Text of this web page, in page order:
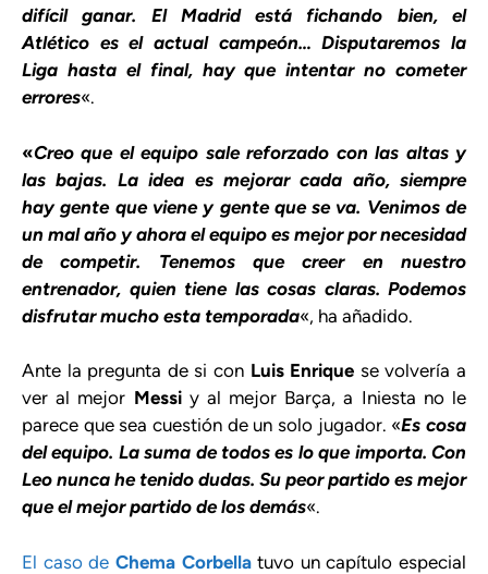
difícil ganar. El Madrid está fichando bien, el
Atlético es el actual campeón… Disputaremos la
Liga hasta el final, hay que intentar no cometer
errores«.
«Creo que el equipo sale reforzado con las altas y
las bajas. La idea es mejorar cada año, siempre
hay gente que viene y gente que se va. Venimos de
un mal año y ahora el equipo es mejor por necesidad
de competir. Tenemos que creer en nuestro
entrenador, quien tiene las cosas claras. Podemos
disfrutar mucho esta temporada«, ha añadido.
Ante la pregunta de si con Luis Enrique se volvería a
ver al mejor Messiy al mejor Barça, a Iniesta no le
parece que sea cuestión de un solo jugador. «Es cosa
del equipo. La suma de todos es lo que importa. Con
Leo nunca he tenido dudas. Su peor partido es mejor
que el mejor partido de los demás«.
El caso de Chema Corbellatuvo un capítulo especial